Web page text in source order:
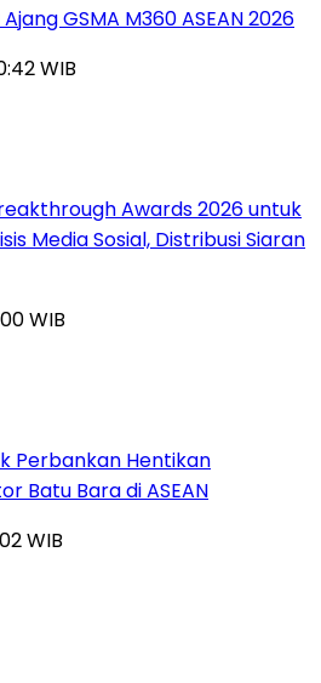
GSMA M360 ASEAN 2026
WIB
Awards 2026 untuk
Media Sosial, Distribusi Siaran
WIB
Perbankan Hentikan
Batu Bara di ASEAN
WIB